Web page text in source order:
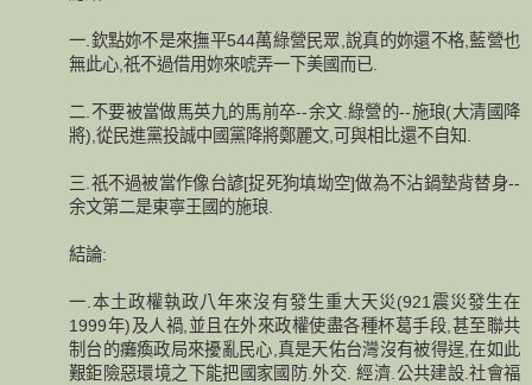
一.欽點妳不是來撫平544萬綠營民眾,說真的妳還不格,藍營也
無此心,祇不過借用妳來唬弄一下美國而已.
二.不要被當做馬英九的馬前卒--余文.綠營的--施琅(大清國降
將),從民進黨投誠中國黨降將鄭麗文,可與相比還不自知.
三.祇不過被當作像台諺[捉死狗填坳空]做為不沾鍋墊背替身--
余文第二是東寧王國的施琅.
結論:
一.本土政權執政八年來沒有發生重大天災(921震災發生在
1999年)及人禍,並且在外來政權使盡各種杯葛手段,甚至聯共
制台的癱瘓政局來擾亂民心,真是天佑台灣沒有被得逞,在如此
艱鉅險惡環境之下能把國家國防.外交. 經濟.公共建設.社會福